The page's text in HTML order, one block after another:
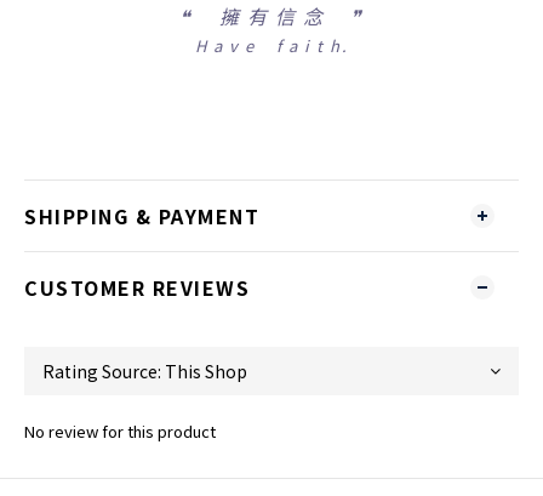
❝ 擁 有 信 念 ❞
H a v e f a i t h.
SHIPPING & PAYMENT
CUSTOMER REVIEWS
No review for this product